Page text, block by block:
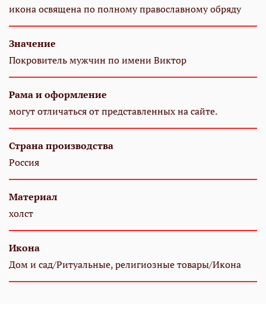
икона освящена по полному православному обряду
Значение
Покровитель мужчин по имени Виктор
Рама и оформление
могут отличаться от представленных на сайте.
Страна производства
Россия
Материал
холст
Икона
Дом и сад/Ритуальные, религиозные товары/Икона